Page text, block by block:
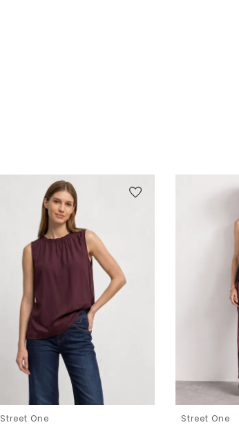
Street One Street One